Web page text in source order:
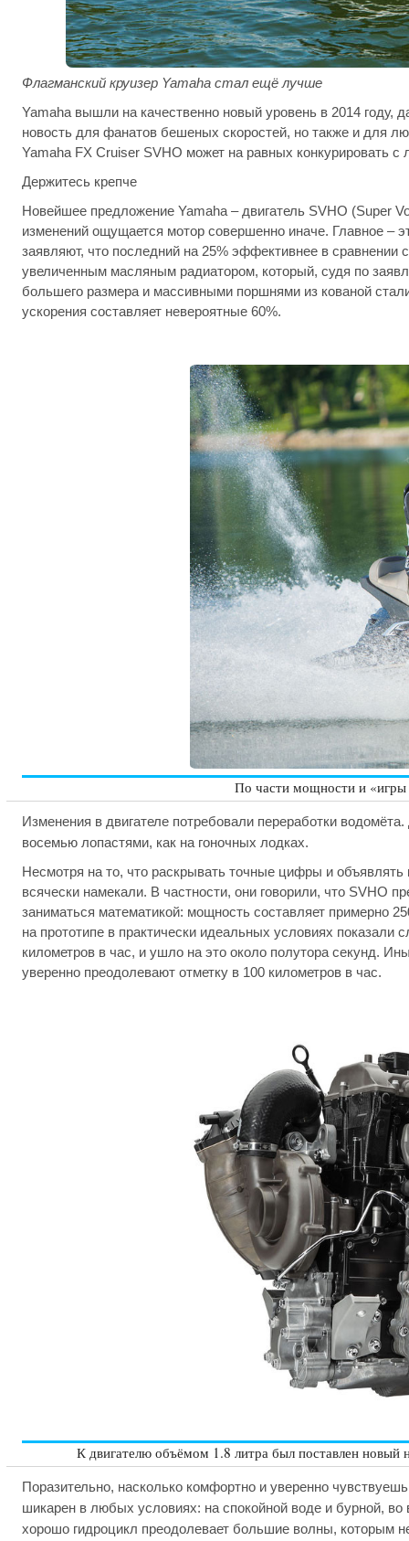
Флагманский круизер Yamaha стал ещё лучше
Yamaha вышли на качественно новый уровень в 2014 году,
новость для фанатов бешеных скоростей, но также и для
Yamaha FX Cruiser SVHO может на равных конкурировать
Держитесь крепче
Новейшее предложение Yamaha – двигатель SVHO (Super
изменений ощущается мотор совершенно иначе. Главное –
заявляют, что последний на 25% эффективнее в
увеличенным масляным радиатором, который, судя по
большего размера и массивными поршнями из кованой
ускорения составляет невероятные 60%.
По части мощности и «игры
Изменения в двигателе потребовали переработки
восемью лопастями, как на гоночных лодках.
Несмотря на то, что раскрывать точные цифры и
всячески намекали. В частности, они говорили, что SVHO
заниматься математикой: мощность составляет примерно
на прототипе в практически идеальных условиях
километров в час, и ушло на это около полутора секунд.
уверенно преодолевают отметку в 100 километров в час.
К двигателю объёмом 1.8 литра был поставлен новый
Поразительно, насколько комфортно и уверенно
шикарен в любых условиях: на спокойной воде и бурной,
хорошо гидроцикл преодолевает большие волны, которым